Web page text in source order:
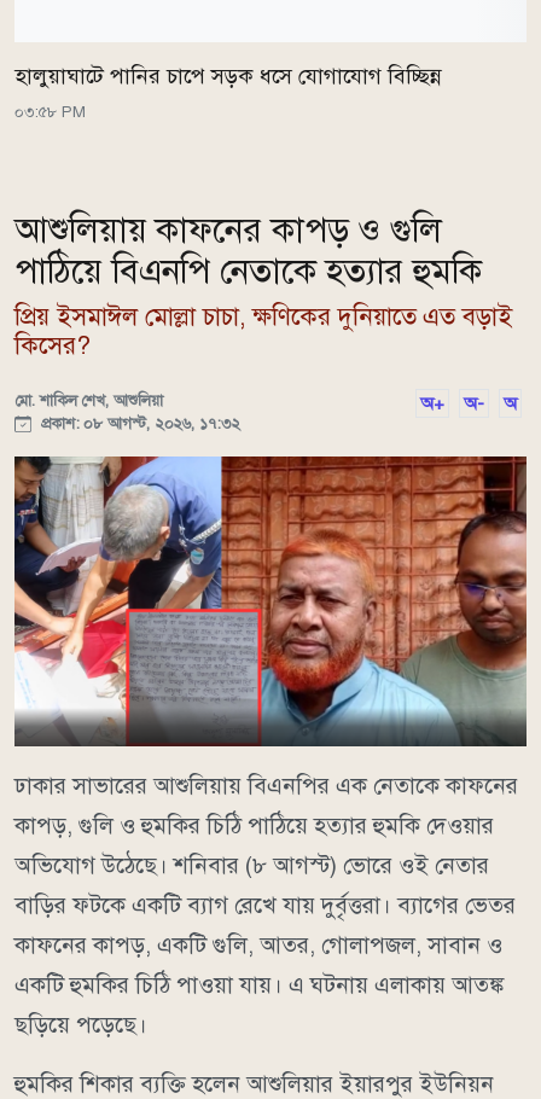
হালুয়াঘাটে পানির চাপে সড়ক ধসে যোগাযোগ বিচ্ছিন্ন
০৩:৫৮ PM
আশুলিয়ায় কাফনের কাপড় ও গুলি
পাঠিয়ে বিএনপি নেতাকে হত্যার হুমকি
প্রিয় ইসমাঈল মোল্লা চাচা, ক্ষণিকের দুনিয়াতে এত বড়াই
কিসের?
মো. শাকিল শেখ, আশুলিয়া
প্রকাশ: ০৮ আগস্ট, ২০২৬, ১৭:৩২
অ+ অ- অ
ঢাকার সাভারের আশুলিয়ায় বিএনপির এক নেতাকে কাফনের
কাপড়, গুলি ও হুমকির চিঠি পাঠিয়ে হত্যার হুমকি দেওয়ার
অভিযোগ উঠেছে। শনিবার (৮ আগস্ট) ভোরে ওই নেতার
বাড়ির ফটকে একটি ব্যাগ রেখে যায় দুর্বৃত্তরা। ব্যাগের ভেতর
কাফনের কাপড়, একটি গুলি, আতর, গোলাপজল, সাবান ও
একটি হুমকির চিঠি পাওয়া যায়। এ ঘটনায় এলাকায় আতঙ্ক
ছড়িয়ে পড়েছে।
হুমকির শিকার ব্যক্তি হলেন আশুলিয়ার ইয়ারপুর ইউনিয়ন